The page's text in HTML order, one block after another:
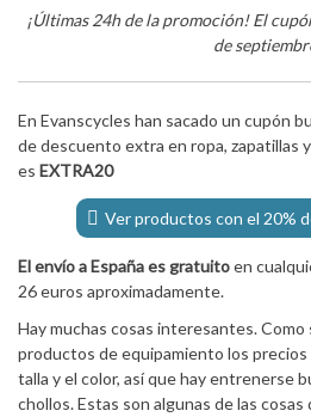
¡Últimas 24h de la promoción! El
de
En Evanscycles han sacado un cupón
de descuento extra en ropa, zapatillas
es EXTRA20
Ver productos con el 20%
El envío a España es gratuitoen
26 euros aproximadamente.
Hay muchas cosas interesantes.
productos de equipamiento los
talla y el color, así que hay entrenerse
chollos. Estas son algunas de las